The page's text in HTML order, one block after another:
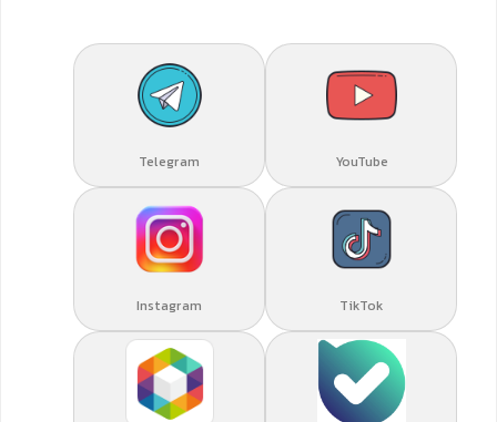
YouTube
Telegram
TikTok
Instagram